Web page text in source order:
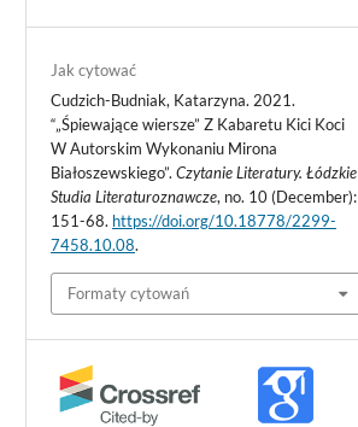
Jak cytować
Cudzich-Budniak, Katarzyna. 2021.
“„Śpiewające wiersze” Z Kabaretu Kici Koci
W Autorskim Wykonaniu Mirona
Białoszewskiego”.Czytanie Literatury. Łódzkie
Studia Literaturoznawcze, no. 10 (December):
151-68. https://doi.org/10.18778/2299-
7458.10.08.
Formaty cytowań